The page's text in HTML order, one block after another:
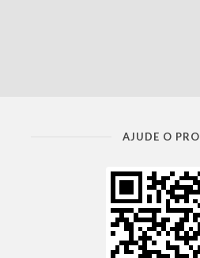
AJUDE O